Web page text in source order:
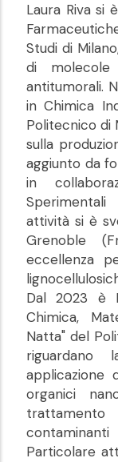
Laura Riva si
Studi di
di molecole
antitumorali.
in Chimica
Politecnico di
sulla
aggiunto da
in
attività si è
Grenoble
eccellenza
Dal 2023 è
Chimica,
Natta" del
riguardano
applicazione
organici
Particolare